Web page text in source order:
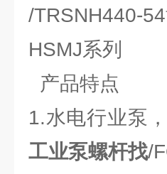
/TRSNH440-
HSMJ系列
产品特点
1.水电行业泵
工业泵螺杆找/